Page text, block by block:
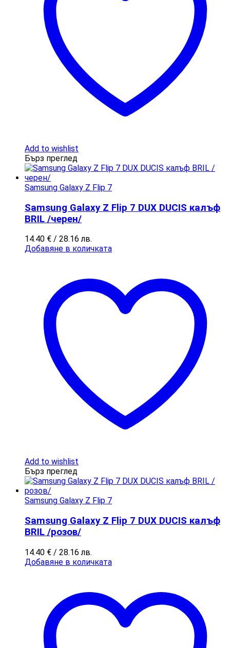
Add to wishlist
Бърз преглед
Samsung Galaxy Z Flip 7
Samsung Galaxy Z Flip 7 DUX DUCIS калъф
BRIL /черен/
14.40 € / 28.16 лв.
Добавяне в количката
Add to wishlist
Бърз преглед
Samsung Galaxy Z Flip 7
Samsung Galaxy Z Flip 7 DUX DUCIS калъф
BRIL /розов/
14.40 € / 28.16 лв.
Добавяне в количката